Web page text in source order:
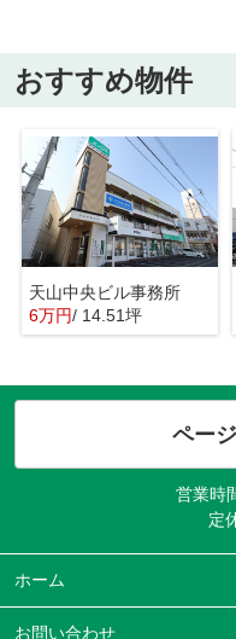
おすすめ物件
天山中央ビル事務所
6万円/ 14.51坪
ペー
営業時
定
ホーム
お問い合わせ